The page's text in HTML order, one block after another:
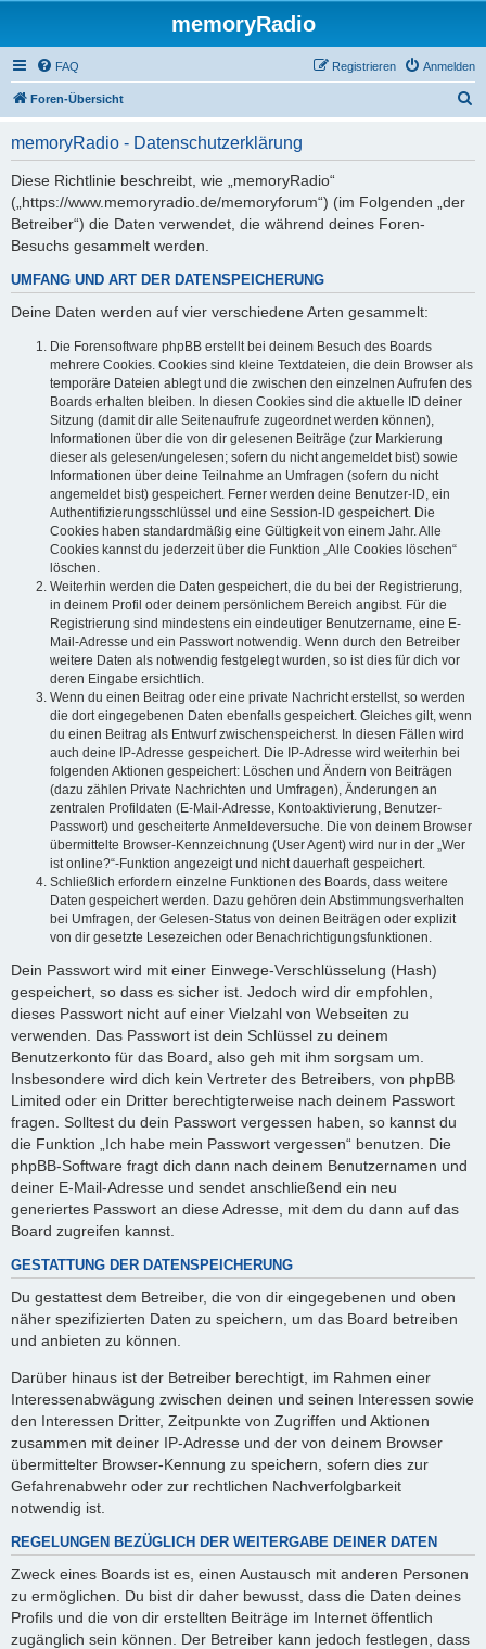
memoryRadio
FAQ Anmelden
Registrieren
Foren-Übersicht
memoryRadio - Datenschutzerklärung
Diese Richtlinie beschreibt, wie „memoryRadio“
(„https://www.memoryradio.de/memoryforum“) (im Folgenden „der
Betreiber“) die Daten verwendet, die während deines Foren-
Besuchs gesammelt werden.
UMFANG UND ART DER DATENSPEICHERUNG
Deine Daten werden auf vier verschiedene Arten gesammelt:
Die Forensoftware phpBB erstellt bei deinem Besuch des Boards
mehrere Cookies. Cookies sind kleine Textdateien, die dein Browser als
temporäre Dateien ablegt und die zwischen den einzelnen Aufrufen des
Boards erhalten bleiben. In diesen Cookies sind die aktuelle ID deiner
Sitzung (damit dir alle Seitenaufrufe zugeordnet werden können),
Informationen über die von dir gelesenen Beiträge (zur Markierung
dieser als gelesen/ungelesen; sofern du nicht angemeldet bist) sowie
Informationen über deine Teilnahme an Umfragen (sofern du nicht
angemeldet bist) gespeichert. Ferner werden deine Benutzer-ID, ein
Authentifizierungsschlüssel und eine Session-ID gespeichert. Die
Cookies haben standardmäßig eine Gültigkeit von einem Jahr. Alle
Cookies kannst du jederzeit über die Funktion „Alle Cookies löschen“
löschen.
Weiterhin werden die Daten gespeichert, die du bei der Registrierung,
in deinem Profil oder deinem persönlichem Bereich angibst. Für die
Registrierung sind mindestens ein eindeutiger Benutzername, eine E-
Mail-Adresse und ein Passwort notwendig. Wenn durch den Betreiber
weitere Daten als notwendig festgelegt wurden, so ist dies für dich vor
deren Eingabe ersichtlich.
Wenn du einen Beitrag oder eine private Nachricht erstellst, so werden
die dort eingegebenen Daten ebenfalls gespeichert. Gleiches gilt, wenn
du einen Beitrag als Entwurf zwischenspeicherst. In diesen Fällen wird
auch deine IP-Adresse gespeichert. Die IP-Adresse wird weiterhin bei
folgenden Aktionen gespeichert: Löschen und Ändern von Beiträgen
(dazu zählen Private Nachrichten und Umfragen), Änderungen an
zentralen Profildaten (E-Mail-Adresse, Kontoaktivierung, Benutzer-
Passwort) und gescheiterte Anmeldeversuche. Die von deinem Browser
übermittelte Browser-Kennzeichnung (User Agent) wird nur in der „Wer
ist online?“-Funktion angezeigt und nicht dauerhaft gespeichert.
Schließlich erfordern einzelne Funktionen des Boards, dass weitere
Daten gespeichert werden. Dazu gehören dein Abstimmungsverhalten
bei Umfragen, der Gelesen-Status von deinen Beiträgen oder explizit
von dir gesetzte Lesezeichen oder Benachrichtigungsfunktionen.
Dein Passwort wird mit einer Einwege-Verschlüsselung (Hash)
gespeichert, so dass es sicher ist. Jedoch wird dir empfohlen,
dieses Passwort nicht auf einer Vielzahl von Webseiten zu
verwenden. Das Passwort ist dein Schlüssel zu deinem
Benutzerkonto für das Board, also geh mit ihm sorgsam um.
Insbesondere wird dich kein Vertreter des Betreibers, von phpBB
Limited oder ein Dritter berechtigterweise nach deinem Passwort
fragen. Solltest du dein Passwort vergessen haben, so kannst du
die Funktion „Ich habe mein Passwort vergessen“ benutzen. Die
phpBB-Software fragt dich dann nach deinem Benutzernamen und
deiner E-Mail-Adresse und sendet anschließend ein neu
generiertes Passwort an diese Adresse, mit dem du dann auf das
Board zugreifen kannst.
GESTATTUNG DER DATENSPEICHERUNG
Du gestattest dem Betreiber, die von dir eingegebenen und oben
näher spezifizierten Daten zu speichern, um das Board betreiben
und anbieten zu können.
Darüber hinaus ist der Betreiber berechtigt, im Rahmen einer
Interessenabwägung zwischen deinen und seinen Interessen sowie
den Interessen Dritter, Zeitpunkte von Zugriffen und Aktionen
zusammen mit deiner IP-Adresse und der von deinem Browser
übermittelter Browser-Kennung zu speichern, sofern dies zur
Gefahrenabwehr oder zur rechtlichen Nachverfolgbarkeit
notwendig ist.
REGELUNGEN BEZÜGLICH DER WEITERGABE DEINER DATEN
Zweck eines Boards ist es, einen Austausch mit anderen Personen
zu ermöglichen. Du bist dir daher bewusst, dass die Daten deines
Profils und die von dir erstellten Beiträge im Internet öffentlich
zugänglich sein können. Der Betreiber kann jedoch festlegen, dass